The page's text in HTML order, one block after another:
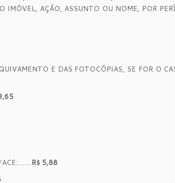
IMÓVEL, AÇÃO, ASSUNTO OU NOME, POR
E DAS FOTOCÓPIAS, SE FOR O
R$ 5,88